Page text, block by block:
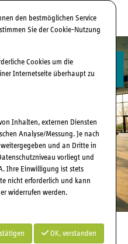
den bestmöglichen Service
Sie der Cookie-Nutzung
Cookies um die
Internetseite überhaupt zu
Inhalten, externen Diensten
Analyse/Messung. Je nach
und an Dritte in
vorliegt und
Ihre Einwilligung ist stets
nicht erforderlich und kann
widerrufen werden.
OK, verstanden